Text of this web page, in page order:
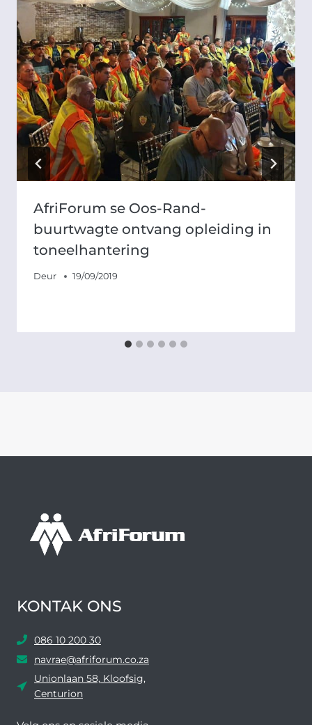
AfriForum se Oos-Rand-
buurtwagte ontvang opleiding in
toneelhantering
Deur 19/09/2019
KONTAK ONS
086 10 200 30
navrae@afriforum.co.za
Unionlaan 58, Kloofsig,
Centurion